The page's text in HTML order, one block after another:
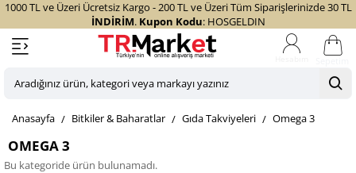
1000 TL ve Üzeri Ücretsiz Kargo - 200 TL ve Üzeri Tüm Siparişlerinizde 30 TL
İNDİRİM. Kupon Kodu: HOSGELDIN
Aradığınız
kategori
veya
markayı
OMEGA 3
homeBitkiler & Baharatlar Gıda Takviyeleri Omega 3
Bu kategoride ürün bulunamadı.